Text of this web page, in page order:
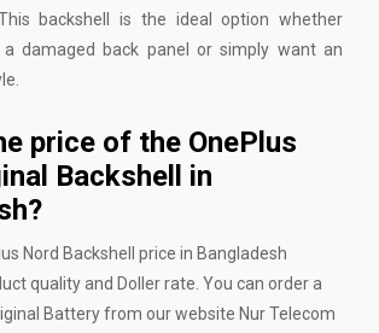
backshell is the ideal option whether
a damaged back panel or simply want an
price of the OnePlus
Backshell in
Nord Backshell price in Bangladesh
quality and Doller rate. You can order a
Battery from our website Nur Telecom